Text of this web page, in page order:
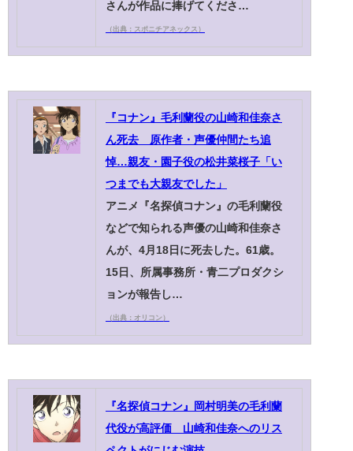
さんが作品に捧げてくださ…
（出典：スポニチアネックス）
『コナン』毛利蘭役の山崎和佳奈さ
ん死去 原作者・声優仲間たち追
悼…親友・園子役の松井菜桜子「い
つまでも大親友でした」
アニメ『名探偵コナン』の毛利蘭役
などで知られる声優の山崎和佳奈さ
んが、4月18日に死去した。61歳。
15日、所属事務所・青二プロダクシ
ョンが報告し…
（出典：オリコン）
『名探偵コナン』岡村明美の毛利蘭
代役が高評価 山崎和佳奈へのリス